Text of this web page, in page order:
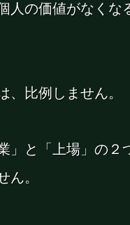
人の価値がなくな
、比例しません。
」と「上場」の２
ん。